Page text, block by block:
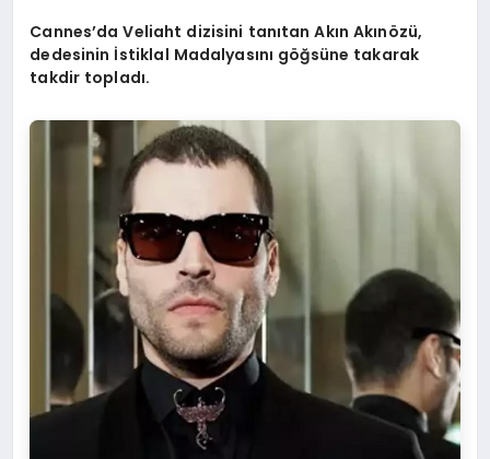
Cannes’da Veliaht dizisini tanıtan Akın Akınözü,
dedesinin İstiklal Madalyasını göğsüne takarak
takdir topladı.